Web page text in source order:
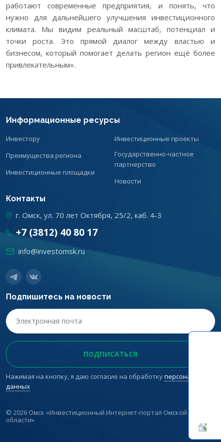
работают современные предприятия, и понять, что
нужно для дальнейшего улучшения инвестиционного
климата. Мы видим реальный масштаб, потенциал и
точки роста. Это прямой диалог между властью и
бизнесом, который помогает делать регион ещё более
привлекательным».
Информационные ресурсы
Инвестору
Преимущества региона
Инвестиционные площадки
Инвестиционные проекты
Государственно-частное
партнерство
Новости
Контакты
г. Омск, ул. 70 лет Октября, 25/2, каб. 4-3
+7 (3812) 40 80 17
info@investomsk.ru
Подпишитесь на новости
Нажимая на кнопку, я даю согласие на обработкуперсональных
данных
© 2026 Омск «Инвестиционный Интернет-портал Омской
области»